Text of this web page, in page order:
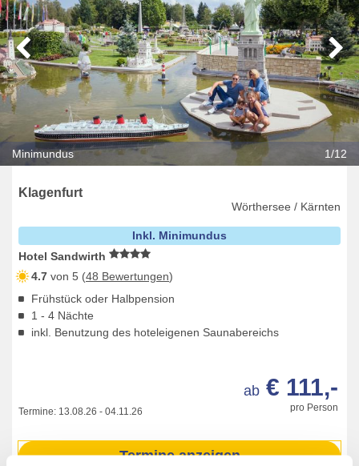
Minimundus 1/12
Klagenfurt
Wörthersee / Kärnten
Inkl. Minimundus
Hotel Sandwirth
4.7 von 5 (48 Bewertungen)
Frühstück oder Halbpension
1 - 4 Nächte
inkl. Benutzung des hoteleigenen Saunabereichs
Termine: 13.08.26 - 04.11.26 pro Person
ab € 111,-
Termine anzeigen